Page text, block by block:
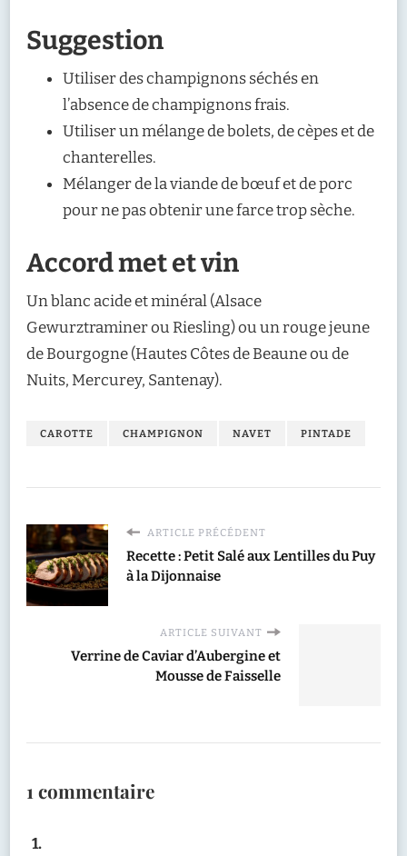
Suggestion
Utiliser des champignons séchés en
l’absence de champignons frais.
Utiliser un mélange de bolets, de cèpes et de
chanterelles.
Mélanger de la viande de bœuf et de porc
pour ne pas obtenir une farce trop sèche.
Accord met et vin
Un blanc acide et minéral (Alsace
Gewurztraminer ou Riesling) ou un rouge jeune
de Bourgogne (Hautes Côtes de Beaune ou de
Nuits, Mercurey, Santenay).
CAROTTE CHAMPIGNON NAVET PINTADE
ARTICLE PRÉCÉDENT
Recette : Petit Salé aux Lentilles du Puy
à la Dijonnaise
ARTICLE SUIVANT
Verrine de Caviar d’Aubergine et
Mousse de Faisselle
1 commentaire